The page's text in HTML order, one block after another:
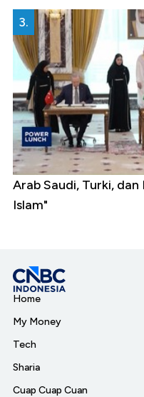
3.
Arab Saudi, Turki,
Islam"
Home
My Money
Tech
Sharia
Cuap Cuap Cuan